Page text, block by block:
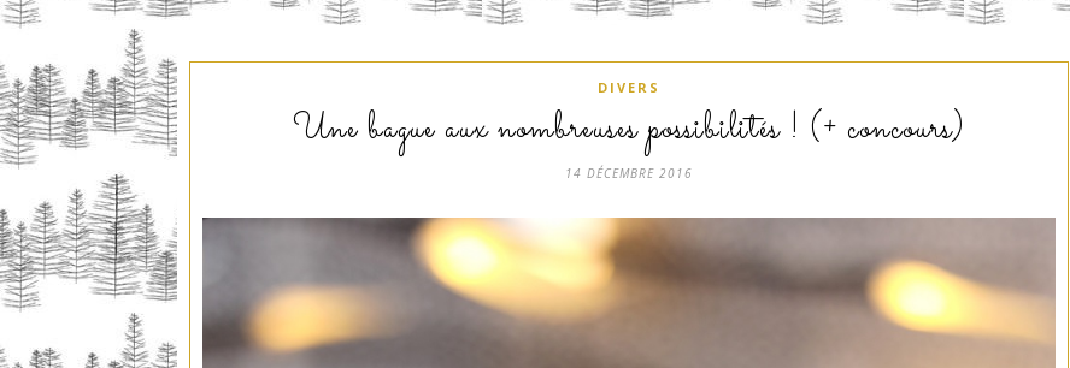
DIVERS
Une bague aux nombreuses possibilités ! (+ concours)
14 DÉCEMBRE 2016